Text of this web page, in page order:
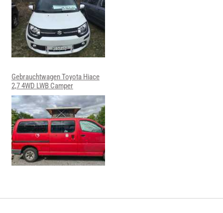
Gebrauchtwagen Toyota Hiace
2,7 4WD LWB Camper